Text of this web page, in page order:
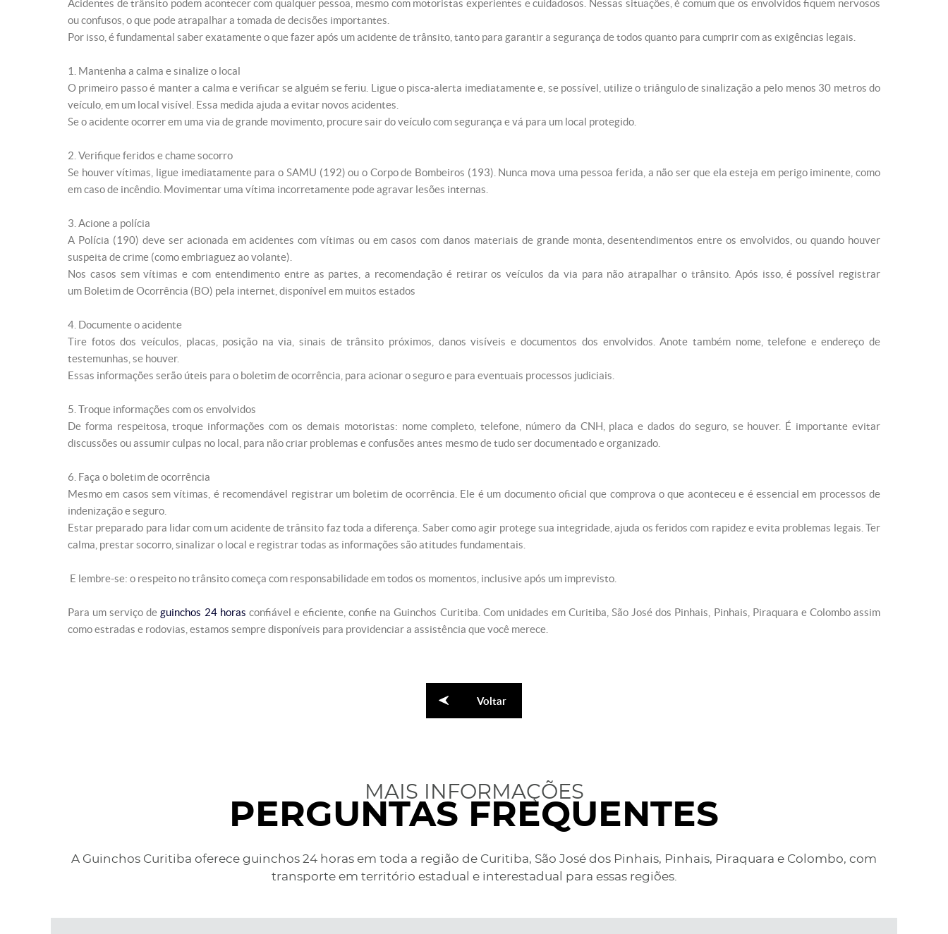
Acidentes de trânsito podem acontecer com qualquer pessoa, mesmo com motoristas experientes e cuidadosos. Nessas situações, é comum que os envolvidos fiquem nervosos
ou confusos, o que pode atrapalhar a tomada de decisões importantes.
Por isso, é fundamental saber exatamente o que fazer após um acidente de trânsito, tanto para garantir a segurança de todos quanto para cumprir com as exigências legais.
1. Mantenha a calma e sinalize o local
O primeiro passo é manter a calma e verificar se alguém se feriu. Ligue o pisca-alerta imediatamente e, se possível, utilize o triângulo de sinalização a pelo menos 30 metros do
veículo, em um local visível. Essa medida ajuda a evitar novos acidentes.
Se o acidente ocorrer em uma via de grande movimento, procure sair do veículo com segurança e vá para um local protegido.
2. Verifique feridos e chame socorro
Se houver vítimas, ligue imediatamente para o SAMU (192) ou o Corpo de Bombeiros (193). Nunca mova uma pessoa ferida, a não ser que ela esteja em perigo iminente, como
em caso de incêndio. Movimentar uma vítima incorretamente pode agravar lesões internas.
3. Acione a polícia
A Polícia (190) deve ser acionada em acidentes com vítimas ou em casos com danos materiais de grande monta, desentendimentos entre os envolvidos, ou quando houver
suspeita de crime (como embriaguez ao volante).
Nos casos sem vítimas e com entendimento entre as partes, a recomendação é retirar os veículos da via para não atrapalhar o trânsito. Após isso, é possível registrar
um Boletim de Ocorrência (BO) pela internet, disponível em muitos estados
4. Documente o acidente
Tire fotos dos veículos, placas, posição na via, sinais de trânsito próximos, danos visíveis e documentos dos envolvidos. Anote também nome, telefone e endereço de
testemunhas, se houver.
Essas informações serão úteis para o boletim de ocorrência, para acionar o seguro e para eventuais processos judiciais.
5. Troque informações com os envolvidos
De forma respeitosa, troque informações com os demais motoristas: nome completo, telefone, número da CNH, placa e dados do seguro, se houver. É importante evitar
discussões ou assumir culpas no local, para não criar problemas e confusões antes mesmo de tudo ser documentado e organizado.
6. Faça o boletim de ocorrência
Mesmo em casos sem vítimas, é recomendável registrar um boletim de ocorrência. Ele é um documento oficial que comprova o que aconteceu e é essencial em processos de
indenização e seguro.
Estar preparado para lidar com um acidente de trânsito faz toda a diferença. Saber como agir protege sua integridade, ajuda os feridos com rapidez e evita problemas legais. Ter
calma, prestar socorro, sinalizar o local e registrar todas as informações são atitudes fundamentais.
E lembre-se: o respeito no trânsito começa com responsabilidade em todos os momentos, inclusive após um imprevisto.
Para um serviço deguinchos 24 horas confiável e eficiente, confie na Guinchos Curitiba. Com unidades em Curitiba, São José dos Pinhais, Pinhais, Piraquara e Colombo assim
como estradas e rodovias, estamos sempre disponíveis para providenciar a assistência que você merece.
Voltar
MAIS INFORMAÇÕES
PERGUNTAS FREQUENTES
A Guinchos Curitiba oferece guinchos 24 horas em toda a região de Curitiba, São José dos Pinhais, Pinhais, Piraquara e Colombo, com
transporte em território estadual e interestadual para essas regiões.